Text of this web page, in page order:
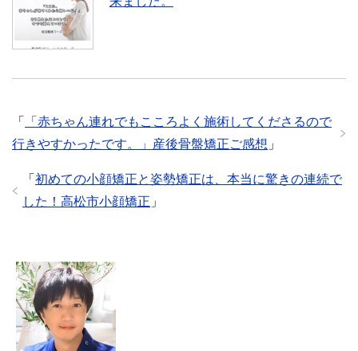
「
「赤ちゃん連れでもこころよく施術してくださるので
行きやすかったです。」産後骨盤矯正ご感想 」
「 初めての小顔矯正と姿勢矯正は、本当に驚きの連続で
した！高松市小顔矯正 」